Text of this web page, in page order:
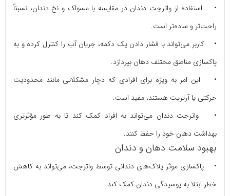
• استفاده از واترجت دندان در مقایسه با مسواک و نخ دندان، نسبتاً
راحت‌تر و ساده‌تر است.
• کاربر می‌تواند با فشار دادن یک دکمه، جریان آب را کنترل کرده و به
پاکسازی مناطق مختلف دهان بپردازد.
• این امر به ویژه برای افرادی که دچار مشکلاتی مانند محدودیت
حرکتی یا آرتریت هستند، مفید است.
• واترجت دندان می‌تواند به افراد کمک کند تا به طور مؤثرتری
بهداشت دهان خود را حفظ کنند.
بهبود سلامت دهان و دندان
• پاکسازی موثر پلاک‌های دندانی توسط واترجت، می‌تواند به کاهش
خطر ابتلا به پوسیدگی دندان کمک کند.